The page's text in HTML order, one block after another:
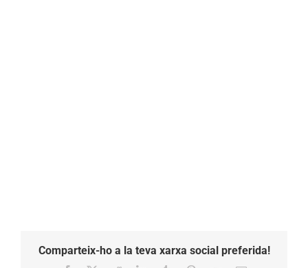
Comparteix-ho a la teva xarxa social preferida!